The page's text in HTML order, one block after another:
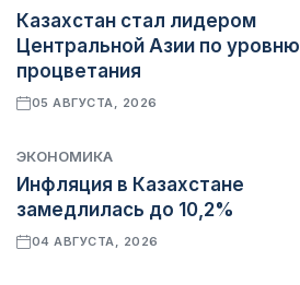
Казахстан стал лидером
Центральной Азии по уровню
процветания
05 АВГУСТА, 2026
ЭКОНОМИКА
Инфляция в Казахстане
замедлилась до 10,2%
04 АВГУСТА, 2026